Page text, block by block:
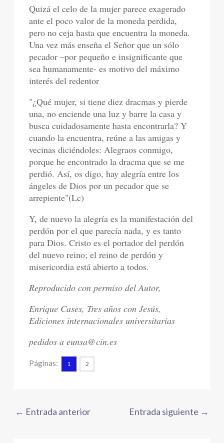
Quizá el celo de la mujer parece exagerado
ante el poco valor de la moneda perdida,
pero no ceja hasta que encuentra la moneda.
Una vez más enseña el Señor que un sólo
pecador –por pequeño e insignificante que
sea humanamente- es motivo del máximo
interés del redentor
"¿Qué mujer, si tiene diez dracmas y pierde
una, no enciende una luz y barre la casa y
busca cuidadosamente hasta encontrarla? Y
cuando la encuentra, reúne a las amigas y
vecinas diciéndoles: Alegraos conmigo,
porque he encontrado la dracma que se me
perdió. Así, os digo, hay alegría entre los
ángeles de Dios por un pecador que se
arrepiente"(Lc)
Y, de nuevo la alegría es la manifestación del
perdón por el que parecía nada, y es tanto
para Dios. Cristo es el portador del perdón
del nuevo reino; el reino de perdón y
misericordia está abierto a todos.
Reproducido con permiso del Autor,
Enrique Cases, Tres años con Jesús,
Ediciones internacionales universitarias
pedidos a eunsa@cin.es
Páginas: 1 2
← Entrada anterior Entrada siguiente →